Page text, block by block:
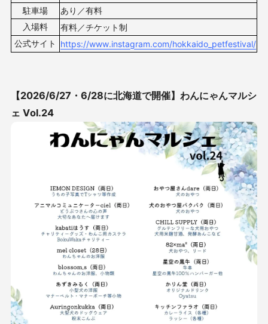
駐車場
あり／有料
入場料
有料／チケット制
公式サイト
https://www.instagram.com/hokkaido_petfestival/
【2026/6/27・6/28に北海道で開催】 わんにゃんマルシ
ェ Vol.24